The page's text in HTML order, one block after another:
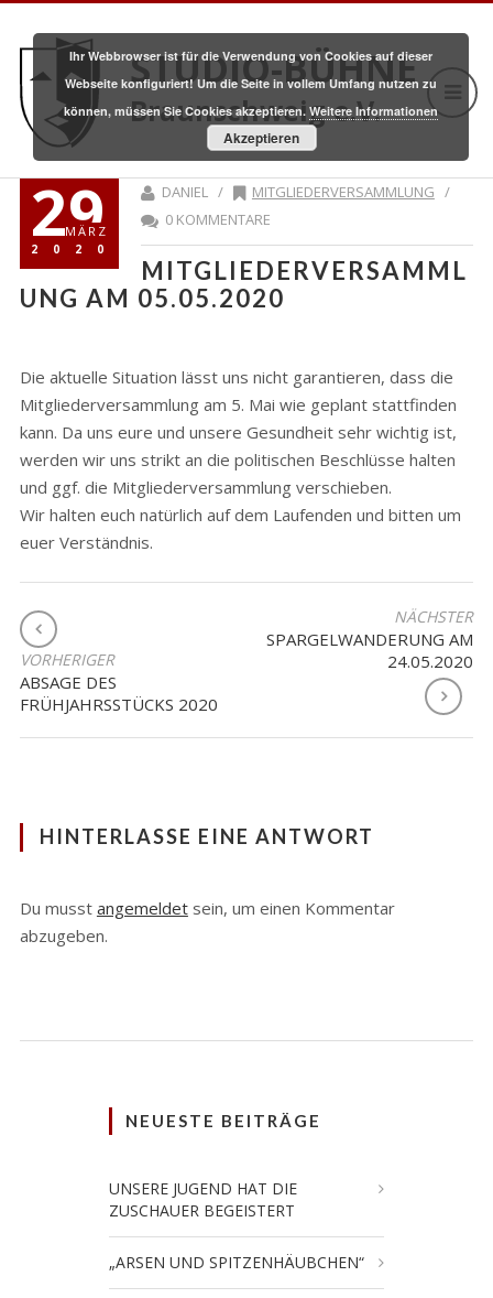
STUDIO-BÜHNE
Braunschweig e.V.
29
MÄRZ
2020
DANIEL / MITGLIEDERVERSAMMLUNG /
0 KOMMENTARE
MITGLIEDERVERSAMML
UNG AM 05.05.2020
Die aktuelle Situation lässt uns nicht garantieren, dass die
Mitgliederversammlung am 5. Mai wie geplant stattfinden
kann. Da uns eure und unsere Gesundheit sehr wichtig ist,
werden wir uns strikt an die politischen Beschlüsse halten
und ggf. die Mitgliederversammlung verschieben.
Wir halten euch natürlich auf dem Laufenden und bitten um
euer Verständnis.
BEITRAGSNAVIGATION
VORHERIGER
ABSAGE DES
FRÜHJAHRSSTÜCKS 2020
NÄCHSTER
SPARGELWANDERUNG AM
24.05.2020
HINTERLASSE EINE ANTWORT
Du musst angemeldetsein, um einen Kommentar
abzugeben.
NEUESTE BEITRÄGE
UNSERE JUGEND HAT DIE
ZUSCHAUER BEGEISTERT
„ARSEN UND SPITZENHÄUBCHEN“
Ihr Webbrowser ist für die Verwendung von Cookies auf dieser
Webseite konfiguriert! Um die Seite in vollem Umfang nutzen zu
können, müssen Sie Cookies akzeptieren. Weitere Informationen
Akzeptieren